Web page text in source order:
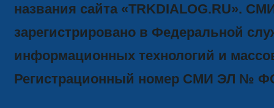
названия сайта «TRKDIALOG.RU».
зарегистрировано в Федеральной
информационных технологий и
Регистрационный номер СМИ ЭЛ №